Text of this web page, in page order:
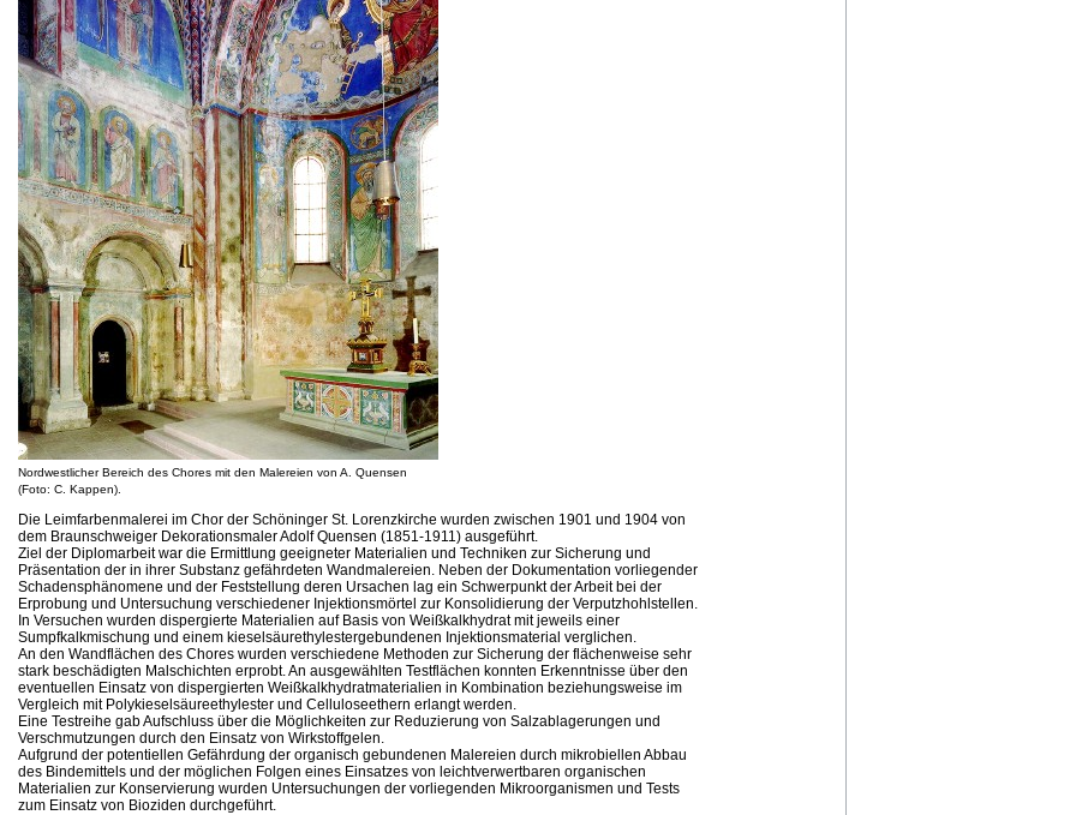
Nordwestlicher Bereich des Chores mit den Malereien von A. Quensen
(Foto: C. Kappen).
Die Leimfarbenmalerei im Chor der Schöninger St. Lorenzkirche wurden zwischen 1901 und 1904 von
dem Braunschweiger Dekorationsmaler Adolf Quensen (1851-1911) ausgeführt.
Ziel der Diplomarbeit war die Ermittlung geeigneter Materialien und Techniken zur Sicherung und
Präsentation der in ihrer Substanz gefährdeten Wandmalereien. Neben der Dokumentation vorliegender
Schadensphänomene und der Feststellung deren Ursachen lag ein Schwerpunkt der Arbeit bei der
Erprobung und Untersuchung verschiedener Injektionsmörtel zur Konsolidierung der Verputzhohlstellen.
In Versuchen wurden dispergierte Materialien auf Basis von Weißkalkhydrat mit jeweils einer
Sumpfkalkmischung und einem kieselsäurethylestergebundenen Injektionsmaterial verglichen.
An den Wandflächen des Chores wurden verschiedene Methoden zur Sicherung der flächenweise sehr
stark beschädigten Malschichten erprobt. An ausgewählten Testflächen konnten Erkenntnisse über den
eventuellen Einsatz von dispergierten Weißkalkhydratmaterialien in Kombination beziehungsweise im
Vergleich mit Polykieselsäureethylester und Celluloseethern erlangt werden.
Eine Testreihe gab Aufschluss über die Möglichkeiten zur Reduzierung von Salzablagerungen und
Verschmutzungen durch den Einsatz von Wirkstoffgelen.
Aufgrund der potentiellen Gefährdung der organisch gebundenen Malereien durch mikrobiellen Abbau
des Bindemittels und der möglichen Folgen eines Einsatzes von leichtverwertbaren organischen
Materialien zur Konservierung wurden Untersuchungen der vorliegenden Mikroorganismen und Tests
zum Einsatz von Bioziden durchgeführt.